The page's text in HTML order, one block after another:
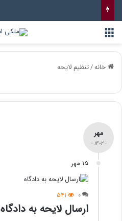
خانه/تنظیم لایحه
مهر
- ۱۴۰۲ -
۱۵ مهر
۰ ۵۴۱
ارسال لایحه به دادگاه